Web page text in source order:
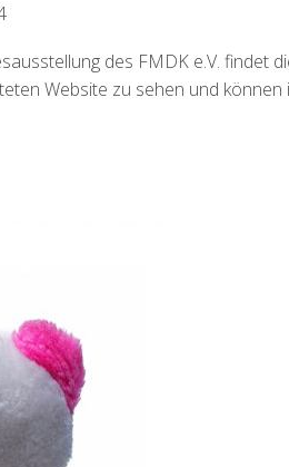
des FMDK e.V. findet
Website zu sehen und